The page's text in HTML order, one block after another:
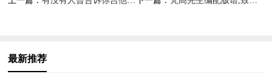
最新推荐